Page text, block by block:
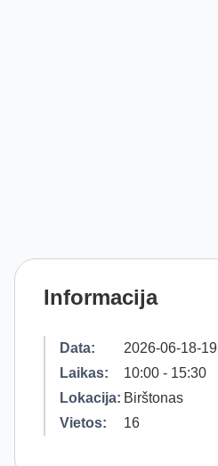
Informacija
Data:
2026-06-18-19
Laikas:
10:00 - 15:30
Lokacija: Birštonas
Vietos:
16